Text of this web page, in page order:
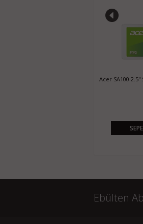
320GB
Ebülten